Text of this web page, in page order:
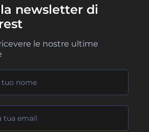
newsletter di
le nostre ultime